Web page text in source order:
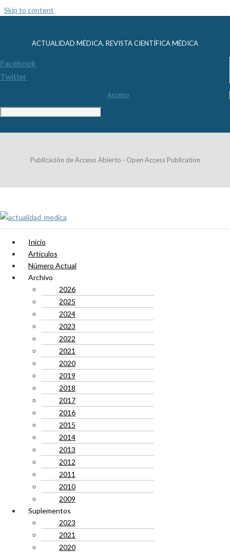
Skip to content
ACTUALIDAD MÉDICA. REVISTA CIENTÍFICA MÉDICA
Facebook
Twitter
Acceso
Publicación de Acceso Abierto · Open Access Publication
Inicio
Artículos
Número Actual
Archivo
2026
2025
2024
2023
2022
2021
2020
2019
2018
2017
2016
2015
2014
2013
2012
2011
2010
2009
Suplementos
2023
2021
2020